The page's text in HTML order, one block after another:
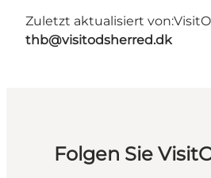
Zuletzt aktualisiert von:
thb@visitodsherred.dk
Folgen Sie